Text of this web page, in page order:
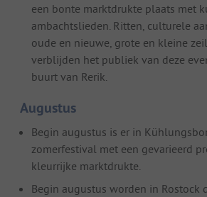
een bonte marktdrukte plaats met
ambachtslieden. Ritten, culturele
oude en nieuwe, grote en kleine
verblijden het publiek van deze
buurt van Rerik.
Augustus
Begin augustus is er in
zomerfestival met een gevarieerd
kleurrijke marktdrukte.
Begin augustus worden in Rostock